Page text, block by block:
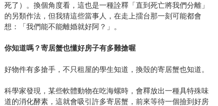
死了）。換個角度看，這也是一種詮釋「直到死亡將我們分離」
的另類作法，但我猜這些當事人，在走上擂台那一刻可能都會
想：「我們能不能離婚就好阿？」。
你知道嗎？寄居蟹也懂好房子有多難搶喔
好物件有多搶手，不只租屋的學生知道，換殼的寄居蟹也知道。
科學家發現，某些軟體動物在吃海螺時，會釋放出一種具特殊味
道的消化酵素，這就會吸引許多寄居蟹，前來等待一個撿到好房